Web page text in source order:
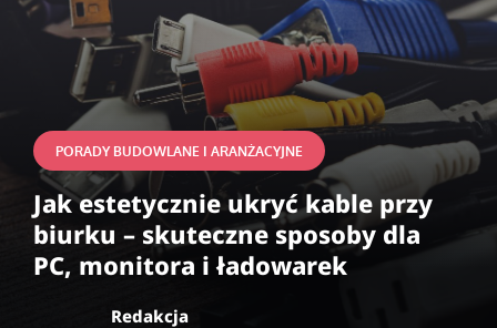
PORADY BUDOWLANE I ARANŻACYJNE
Jak estetycznie ukryć kable przy
biurku – skuteczne sposoby dla
PC, monitora i ładowarek
Redakcja